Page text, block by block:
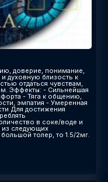
доверие, понимание,
духовную близость к
отдаться чувствам,
Эффекты: - Сильнейшая
- Тяга к общению,
эмпатия - Умеренная
Для достижения
в соке/воде и
из следующих
большой толер, то 1.5/2мг.